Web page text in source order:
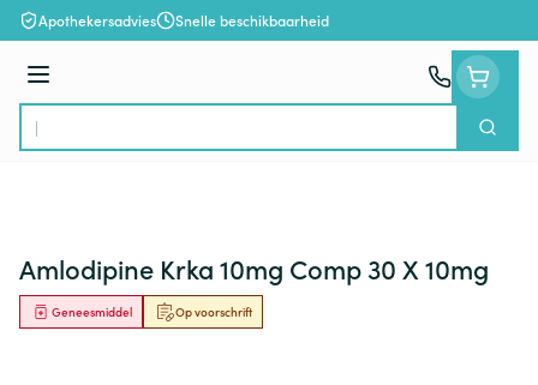
Ga naar de inhoud
Apothekersadvies Snelle beschikbaarheid
Menu
Product, merk, categorie...
Zoek
Amlodipine Krka 10mg Comp 30 X 10mg
Op voorschrift
Geneesmiddel